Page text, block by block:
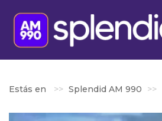
Estás en Splendid AM 990